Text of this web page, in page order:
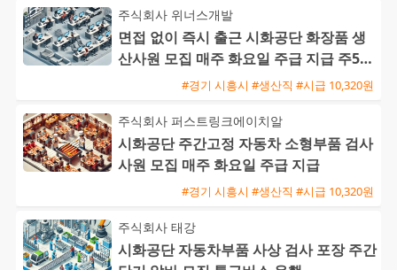
주식회사 위너스개발
면접 없이 즉시 출근 시화공단 화장품 생
산사원 모집 매주 화요일 주급 지급 주5일
#경기 시흥시 #생산직 #시급 10,320원
주식회사 퍼스트링크에이치알
시화공단 주간고정 자동차 소형부품 검사
사원 모집 매주 화요일 주급 지급
#경기 시흥시 #생산직 #시급 10,320원
주식회사 태강
시화공단 자동차부품 사상 검사 포장 주간